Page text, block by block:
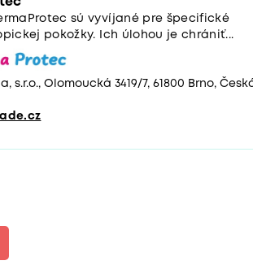
sú vyvíjané pre špecifické
pokožky. Ich úlohou je chrániť...
s.r.o., Olomoucká 3419/7, 61800 Brno,